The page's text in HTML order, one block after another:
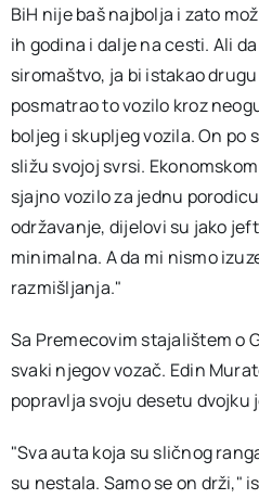
BiH nije baš najbolja i zato
ih godina i dalje na cesti. Ali
siromaštvo, ja bi istakao
posmatrao to vozilo kroz
boljeg i skupljeg vozila. On po
sližu svojoj svrsi.
sjajno vozilo za jednu
održavanje, dijelovi su jako
minimalna. A da mi nismo
razmišljanja."
Sa Premecovim stajalištem o
svaki njegov vozač. Edin
popravlja svoju desetu dvojku
"Sva auta koja su sličnog
su nestala. Samo se on drži,"